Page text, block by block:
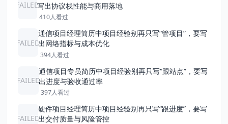
FAILED写出协议栈性能与商用落地
410人看过
FAILED
通信项目经理简历中项目经验别再只写“管项目”，要写
出网络指标与成本优化
394人看过
FAILED
通信项目专员简历中项目经验别再只写“跟站点”，要写
出进度与验收通过率
397人看过
FAILED
硬件项目经理简历中项目经验别再只写“跟进度”，要写
出交付质量与风险管控